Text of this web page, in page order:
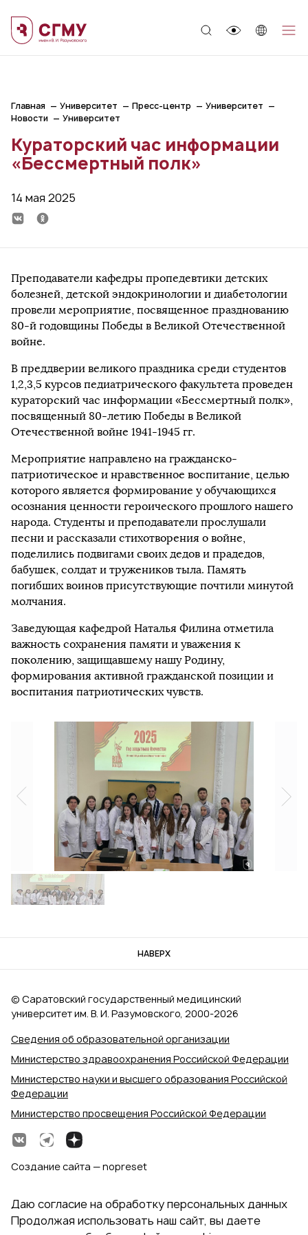
Главная Университет Пресс-центр
Университет
Новости
Университет
Кураторский час информации
«Бессмертный полк»
14 мая 2025
Преподаватели кафедры пропедевтики детских
болезней, детской эндокринологии и диабетологии
провели мероприятие, посвященное празднованию
80-й годовщины Победы в Великой Отечественной
войне.
В преддверии великого праздника среди студентов
1,2,3,5 курсов педиатрического факультета проведен
кураторский час информации «Бессмертный полк»,
посвященный 80-летию Победы в Великой
Отечественной войне 1941-1945 гг.
Мероприятие направлено на гражданско-
патриотическое и нравственное воспитание, целью
которого является формирование у обучающихся
осознания ценности героического прошлого нашего
народа. Студенты и преподаватели прослушали
песни и рассказали стихотворения о войне,
поделились подвигами своих дедов и прадедов,
бабушек, солдат и тружеников тыла. Память
погибших воинов присутствующие почтили минутой
молчания.
Заведующая кафедрой Наталья Филина отметила
важность сохранения памяти и уважения к
поколению, защищавшему нашу Родину,
формирования активной гражданской позиции и
воспитания патриотических чувств.
НАВЕРХ
Сведения об образовательной организации
Министерство здравоохранения Российской Федерации
Министерство науки и высшего образования Российской
Федерации
Министерство просвещения Российской Федерации
© Саратовский государственный медицинский
университет им. В. И. Разумовского, 2000‑2026
Создание сайта — nopreset
Даю согласие на обработку персональных данных
Продолжая использовать наш сайт, вы даете